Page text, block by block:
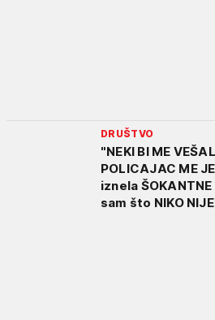
DRUŠTVO
"NEKI BI ME
POLICAJAC ME
iznela
sam što NIKO